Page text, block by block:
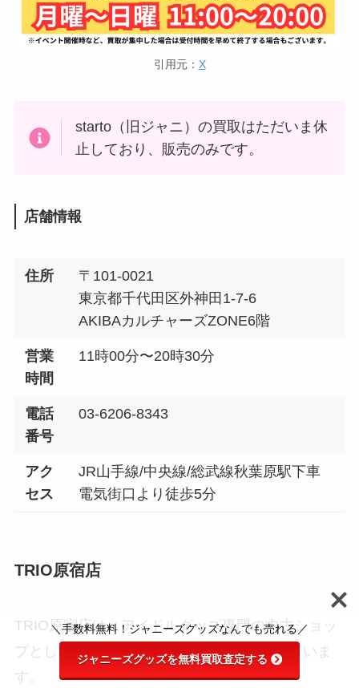
引用元： X
starto（旧ジャニ）の買取はただいま休
止しており、販売のみです。
店舗情報
住所
〒101-0021
東京都千代田区外神田1-7-6
AKIBAカルチャーズZONE6階
営業
時間
11時00分〜20時30分
電話
番号
03-6206-8343
アク
セス
JR山手線/中央線/総武線秋葉原駅下車
電気街口より徒歩5分
TRIO原宿店
TRIO原宿店は、アイドルグッズ専門の中古ショッ
プとして、ファンの間で絶大な人気を誇っていま
す。
＼手数料無料！ジャニーズグッズなんでも売れる／
ジャニーズグッズを無料買取査定する